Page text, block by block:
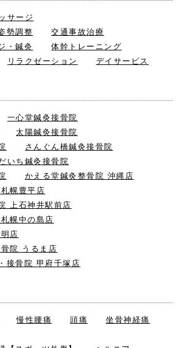
サージ
勢調整
交通事故治療
・鍼灸
体幹トレーニング
リラクゼーション デイサービス
一心堂鍼灸接骨院
太陽鍼灸接骨院
さんぐん橋鍼灸接骨院
いち鍼灸接骨院
かえる堂鍼灸整骨院 沖縄店
幌豊平店
上石神井駅前店
幌中の島店
店
院 うるま店
接骨院 甲府千塚店
慢性腰痛 頭痛
坐骨神経痛